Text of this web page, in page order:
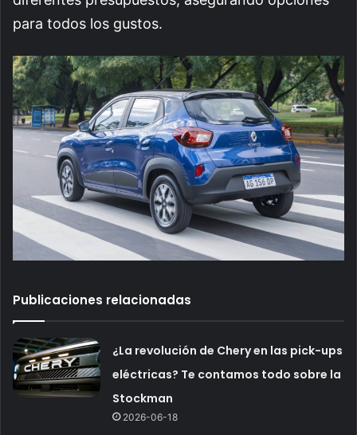
para todos los gustos.
Publicaciones relacionadas
¿La revolución de Chery en las pick-ups
eléctricas? Te contamos todo sobre la
Stockman
2026-06-18